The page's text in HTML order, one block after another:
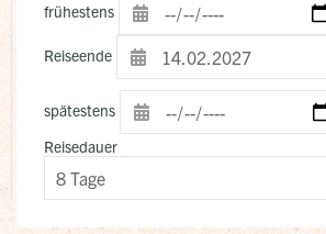
frühestens
Reiseende
spätestens
Reisedauer